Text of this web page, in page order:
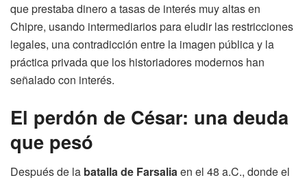
que prestaba dinero a tasas de interés muy altas en
Chipre, usando intermediarios para eludir las restricciones
legales, una contradicción entre la imagen pública y la
práctica privada que los historiadores modernos han
señalado con interés.
El perdón de César: una deuda
que pesó
Después de la batalla de Farsaliaen el 48 a.C., donde el